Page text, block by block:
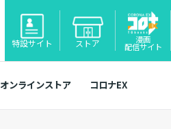
特設サイト ストア 漫画
配信サイト
オンラインストア コロナEX